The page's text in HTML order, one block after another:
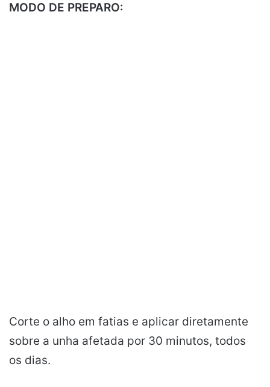
MODO DE PREPARO:
Corte o alho em fatias e aplicar diretamente
sobre a unha afetada por 30 minutos, todos
os dias.